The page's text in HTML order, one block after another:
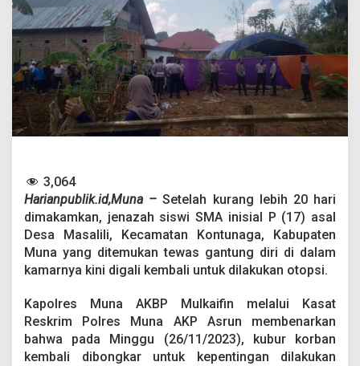
o
r
b
a
n
P
e
r
k
o
n
J
n
a
h
S
i
s
3,064
Harianpublik.id,Muna – Setelah kurang lebih 20 hari
dimakamkan, jenazah siswi SMA inisial P (17) asal
Desa Masalili, Kecamatan Kontunaga, Kabupaten
Muna yang ditemukan tewas gantung diri di dalam
kamarnya kini digali kembali untuk dilakukan otopsi.
Kapolres Muna AKBP Mulkaifin melalui Kasat
Reskrim Polres Muna AKP Asrun membenarkan
bahwa pada Minggu (26/11/2023), kubur korban
kembali dibongkar untuk kepentingan dilakukan